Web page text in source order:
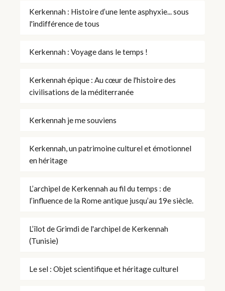
Kerkennah : Histoire d’une lente asphyxie... sous
l'indifférence de tous
Kerkennah : Voyage dans le temps !
Kerkennah épique : Au cœur de l'histoire des
civilisations de la méditerranée
Kerkennah je me souviens
Kerkennah, un patrimoine culturel et émotionnel
en héritage
L’archipel de Kerkennah au fil du temps : de
l’influence de la Rome antique jusqu’au 19e siècle.
L’îlot de Grimdi de l'archipel de Kerkennah
(Tunisie)
Le sel : Objet scientifique et héritage culturel